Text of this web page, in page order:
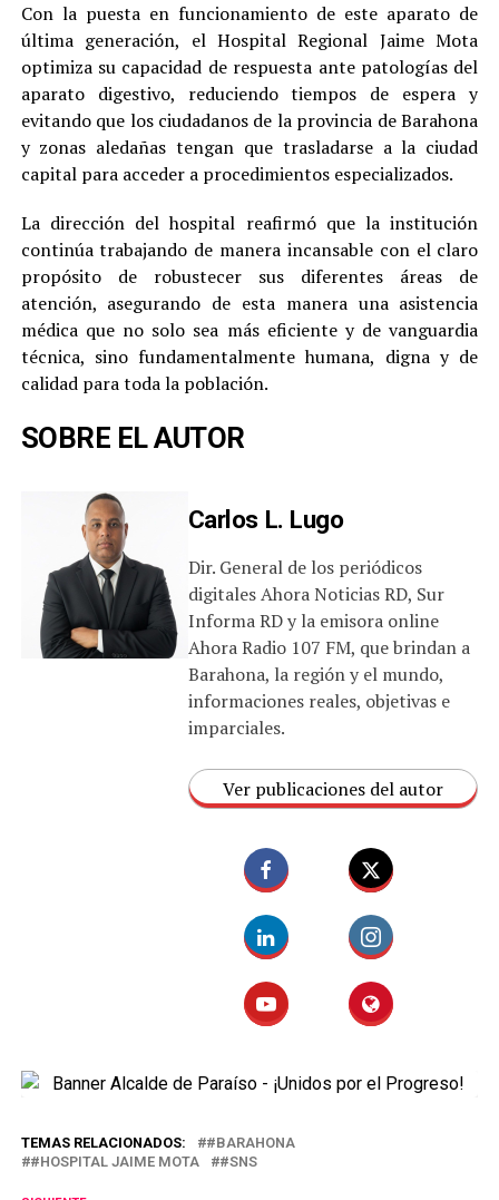
Con la puesta en funcionamiento de este aparato de
última generación, el Hospital Regional Jaime Mota
optimiza su capacidad de respuesta ante patologías del
aparato digestivo, reduciendo tiempos de espera y
evitando que los ciudadanos de la provincia de Barahona
y zonas aledañas tengan que trasladarse a la ciudad
capital para acceder a procedimientos especializados.
La dirección del hospital reafirmó que la institución
continúa trabajando de manera incansable con el claro
propósito de robustecer sus diferentes áreas de
atención, asegurando de esta manera una asistencia
médica que no solo sea más eficiente y de vanguardia
técnica, sino fundamentalmente humana, digna y de
calidad para toda la población.
SOBRE EL AUTOR
Carlos L. Lugo
Dir. General de los periódicos
digitales Ahora Noticias RD, Sur
Informa RD y la emisora online
Ahora Radio 107 FM, que brindan a
Barahona, la región y el mundo,
informaciones reales, objetivas e
imparciales.
Ver publicaciones del autor
TEMAS RELACIONADOS:
#BARAHONA
#HOSPITAL JAIME MOTA
#SNS